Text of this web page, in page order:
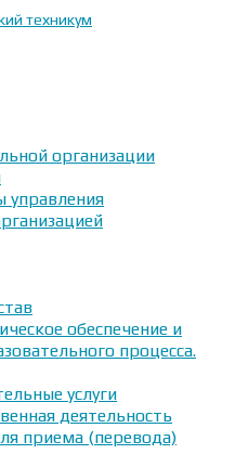
организации
управления
обеспечение и
процесса.
услуги
деятельность
приема (перевода)